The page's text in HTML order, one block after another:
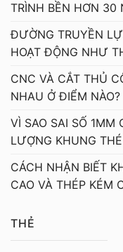
TRÌNH BỀN HƠN 30
ĐƯỜNG TRUYỀN
HOẠT ĐỘNG NHƯ
CNC VÀ CẮT THỦ
NHAU Ở ĐIỂM NÀO?
VÌ SAO SAI SỐ
LƯỢNG KHUNG
CÁCH NHẬN BIẾT
CAO VÀ THÉP KÉM
THẺ